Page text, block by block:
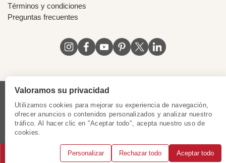
Términos y condiciones
Preguntas frecuentes
Licencia de Vietnam | Certificado de Singapur
|
Certificado de Hong Kong, China | Certificado de Chile |
Certificado de Peru | Certificado de Mexico |
© 2018 - 2025 Mundo Asia. Reservados todos los derechos.
Valoramos su privacidad
Utilizamos cookies para mejorar su experiencia de navegación,
ofrecer anuncios o contenidos personalizados y analizar nuestro
tráfico. Al hacer clic en "Aceptar todo", acepta nuestro uso de
cookies.
Personalizar Rechazar todo Aceptar todo